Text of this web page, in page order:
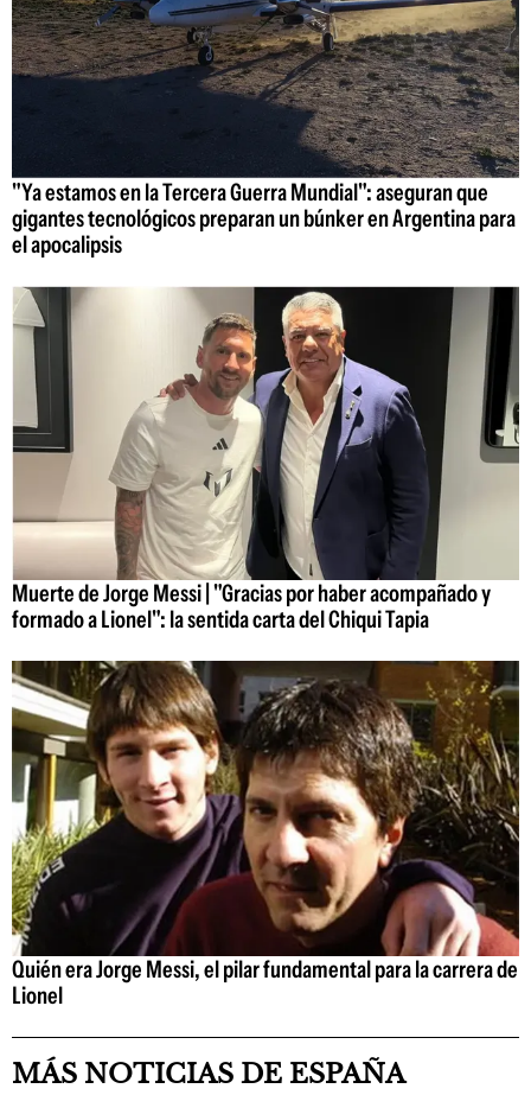
"Ya estamos en la Tercera Guerra Mundial": aseguran que
gigantes tecnológicos preparan un búnker en Argentina para
el apocalipsis
Muerte de Jorge Messi | "Gracias por haber acompañado y
formado a Lionel": la sentida carta del Chiqui Tapia
Quién era Jorge Messi, el pilar fundamental para la carrera de
Lionel
MÁS NOTICIAS DE ESPAÑA